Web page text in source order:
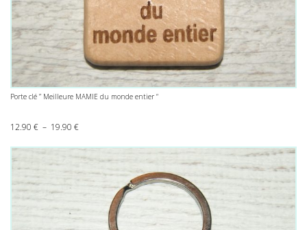
Porte clé ” Meilleure MAMIE du monde entier “
12.90 € – 19.90 €Plage de prix : 12.90 € à 19.90 €